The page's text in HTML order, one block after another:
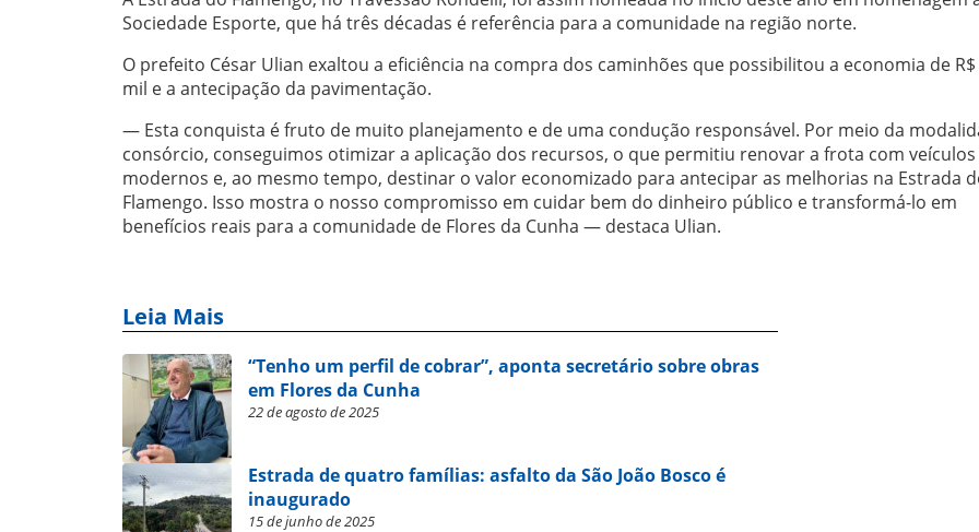
Sociedade Esporte, que há três décadas é referência para a comunidade na região norte.
O prefeito César Ulian exaltou a eficiência na compra dos caminhões que possibilitou a economia de R$
mil e a antecipação da pavimentação.
— Esta conquista é fruto de muito planejamento e de uma condução responsável. Por meio da
consórcio, conseguimos otimizar a aplicação dos recursos, o que permitiu renovar a frota com veículos
modernos e, ao mesmo tempo, destinar o valor economizado para antecipar as melhorias na Estrada
Flamengo. Isso mostra o nosso compromisso em cuidar bem do dinheiro público e transformá-lo em
benefícios reais para a comunidade de Flores da Cunha — destaca Ulian.
Leia Mais
“Tenho um perfil de cobrar”, aponta secretário sobre obras
em Flores da Cunha
22 de agosto de 2025
Estrada de quatro famílias: asfalto da São João Bosco é
inaugurado
15 de junho de 2025